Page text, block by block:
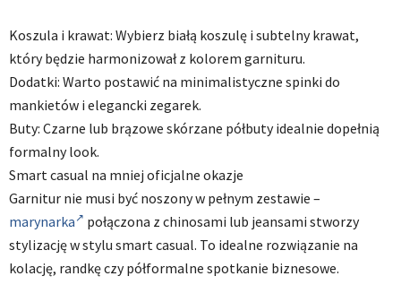
Koszula i krawat: Wybierz białą koszulę i subtelny krawat,
który będzie harmonizował z kolorem garnituru.
Dodatki: Warto postawić na minimalistyczne spinki do
mankietów i elegancki zegarek.
Buty: Czarne lub brązowe skórzane półbuty idealnie dopełnią
formalny look.
Smart casual na mniej oficjalne okazje
Garnitur nie musi być noszony w pełnym zestawie –
marynarka
połączona z chinosami lub jeansami stworzy
stylizację w stylu smart casual. To idealne rozwiązanie na
kolację, randkę czy półformalne spotkanie biznesowe.